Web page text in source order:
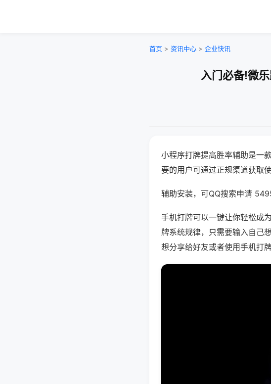
首页 > 资讯中心 > 企业快讯
入门必备!微
小程序打牌提高胜率辅助是一
要的用户可通过正规渠道获取使
辅助安装，可QQ搜索申请
手机打牌可以一键让你轻松成
牌系统规律，只需要输入自己
想分享给好友或者使用手机打